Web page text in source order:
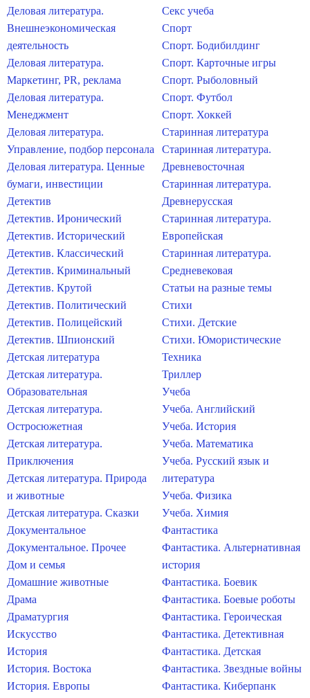
Деловая литература.
Внешнеэкономическая
деятельность
Деловая литература.
Маркетинг, PR, реклама
Деловая литература.
Менеджмент
Деловая литература.
Управление, подбор персонала
Деловая литература. Ценные
бумаги, инвестиции
Детектив
Детектив. Иронический
Детектив. Исторический
Детектив. Классический
Детектив. Криминальный
Детектив. Крутой
Детектив. Политический
Детектив. Полицейский
Детектив. Шпионский
Детская литература
Детская литература.
Образовательная
Детская литература.
Остросюжетная
Детская литература.
Приключения
Детская литература. Природа
и животные
Детская литература. Сказки
Документальное
Документальное. Прочее
Дом и семья
Домашние животные
Драма
Драматургия
Искусство
История
История. Востока
История. Европы
Секс учеба
Спорт
Спорт. Бодибилдинг
Спорт. Карточные игры
Спорт. Рыболовный
Спорт. Футбол
Спорт. Хоккей
Старинная литература
Старинная литература.
Древневосточная
Старинная литература.
Древнерусская
Старинная литература.
Европейская
Старинная литература.
Средневековая
Статьи на разные темы
Стихи
Стихи. Детские
Стихи. Юмористические
Техника
Триллер
Учеба
Учеба. Английский
Учеба. История
Учеба. Математика
Учеба. Русский язык и
литература
Учеба. Физика
Учеба. Химия
Фантастика
Фантастика. Альтернативная
история
Фантастика. Боевик
Фантастика. Боевые роботы
Фантастика. Героическая
Фантастика. Детективная
Фантастика. Детская
Фантастика. Звездные войны
Фантастика. Киберпанк